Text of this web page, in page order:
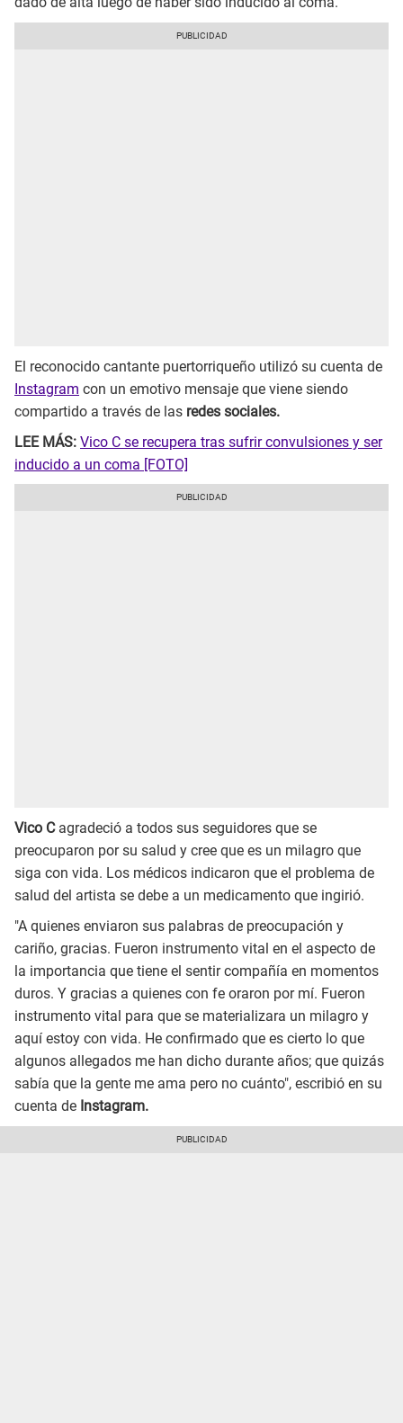
El reconocido cantante puertorriqueño utilizó su cuenta de
Instagram con un emotivo mensaje que viene siendo
compartido a través de las redes sociales.
LEE MÁS: Vico C se recupera tras sufrir convulsiones y ser
inducido a un coma [FOTO]
Vico Cagradeció a todos sus seguidores que se
preocuparon por su salud y cree que es un milagro que
siga con vida. Los médicos indicaron que el problema de
salud del artista se debe a un medicamento que ingirió.
"A quienes enviaron sus palabras de preocupación y
cariño, gracias. Fueron instrumento vital en el aspecto de
la importancia que tiene el sentir compañía en momentos
duros. Y gracias a quienes con fe oraron por mí. Fueron
instrumento vital para que se materializara un milagro y
aquí estoy con vida. He confirmado que es cierto lo que
algunos allegados me han dicho durante años; que quizás
sabía que la gente me ama pero no cuánto", escribió en su
cuenta de Instagram.